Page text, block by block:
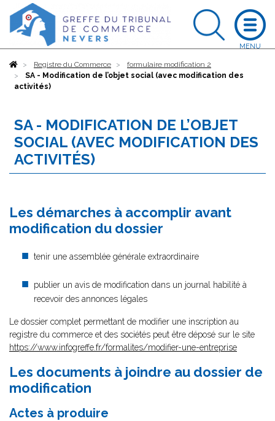
AccueilRegistre du Commerce
formulaire modification 2
SA - Modification de l’objet social (avec modification des
activités)
SA - MODIFICATION DE L’OBJET
SOCIAL (AVEC MODIFICATION DES
ACTIVITÉS)
Les démarches à accomplir avant
modification du dossier
tenir une assemblée générale extraordinaire
publier un avis de modification dans un journal habilité à
recevoir des annonces légales
Le dossier complet permettant de modifier une inscription au
registre du commerce et des sociétés peut être déposé sur le site
https://www.infogreffe.fr/formalites/modifier-une-entreprise
Les documents à joindre au dossier de
modification
Actes à produire